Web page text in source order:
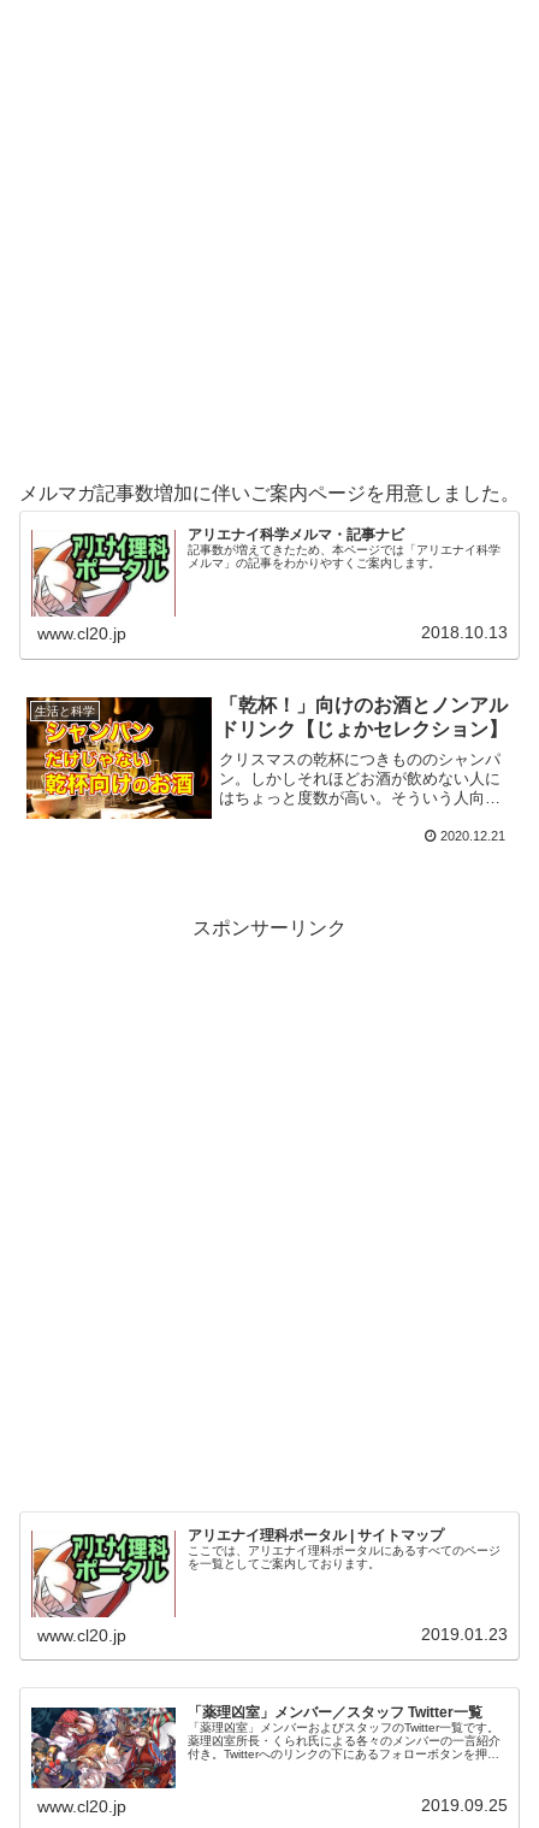
メルマガ記事数増加に伴いご案内ページを用意しました。
アリエナイ科学メルマ・記事ナビ
記事数が増えてきたため、本ページでは「アリエナイ科学
メルマ」の記事をわかりやすくご案内します。
www.cl20.jp 2018.10.13
生活と科学
「乾杯！」向けのお酒とノンアル
ドリンク【じょかセレクション】
クリスマスの乾杯につきもののシャンパ
ン。しかしそれほどお酒が飲めない人に
はちょっと度数が高い。そういう人向け
フトドリンクをピックアップしてみまし
2020.12.21
スポンサーリンク
アリエナイ理科ポータル | サイトマップ
ここでは、アリエナイ理科ポータルにあるすべてのページ
を一覧としてご案内しております。
www.cl20.jp 2019.01.23
「薬理凶室」メンバー／スタッフ Twitter一覧
「薬理凶室」メンバーおよびスタッフのTwitter一覧です。
薬理凶室所長・くられ氏による各々のメンバーの一言紹介
付き。Twitterへのリンクの下にあるフォローボタンを押す
www.cl20.jp 2019.09.25